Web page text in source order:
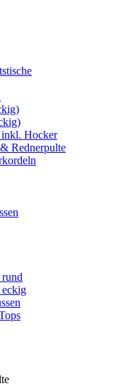
inkl. Hocker
Rednerpulte
eckig